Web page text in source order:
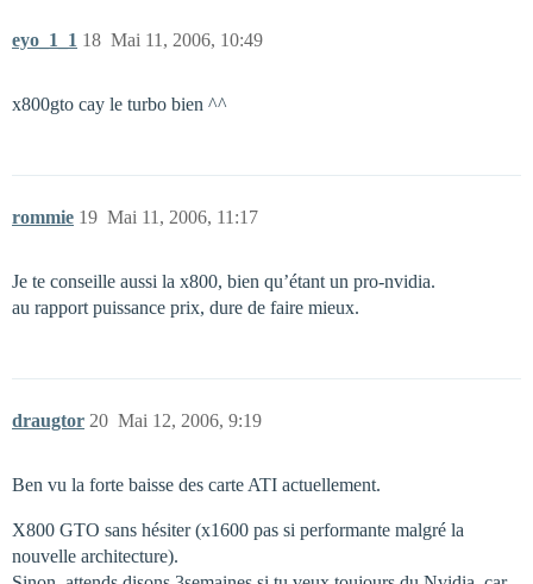
eyo_1_1 Mai 11, 2006, 10:49
18
x800gto cay le turbo bien ^^
rommie Mai 11, 2006, 11:17
19
Je te conseille aussi la x800, bien qu’étant un pro-nvidia.
au rapport puissance prix, dure de faire mieux.
draugtor Mai 12, 2006, 9:19
20
Ben vu la forte baisse des carte ATI actuellement.
X800 GTO sans hésiter (x1600 pas si performante malgré la
nouvelle architecture).